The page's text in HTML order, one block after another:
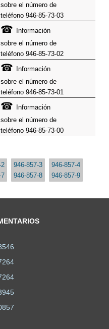
sobre el número de
teléfono 946-85-73-03
☎ Información
sobre el número de
teléfono 946-85-73-02
☎ Información
sobre el número de
teléfono 946-85-73-01
☎ Información
sobre el número de
teléfono 946-85-73-00
946-857-3
946-857-4
946-857-8 946-857-9